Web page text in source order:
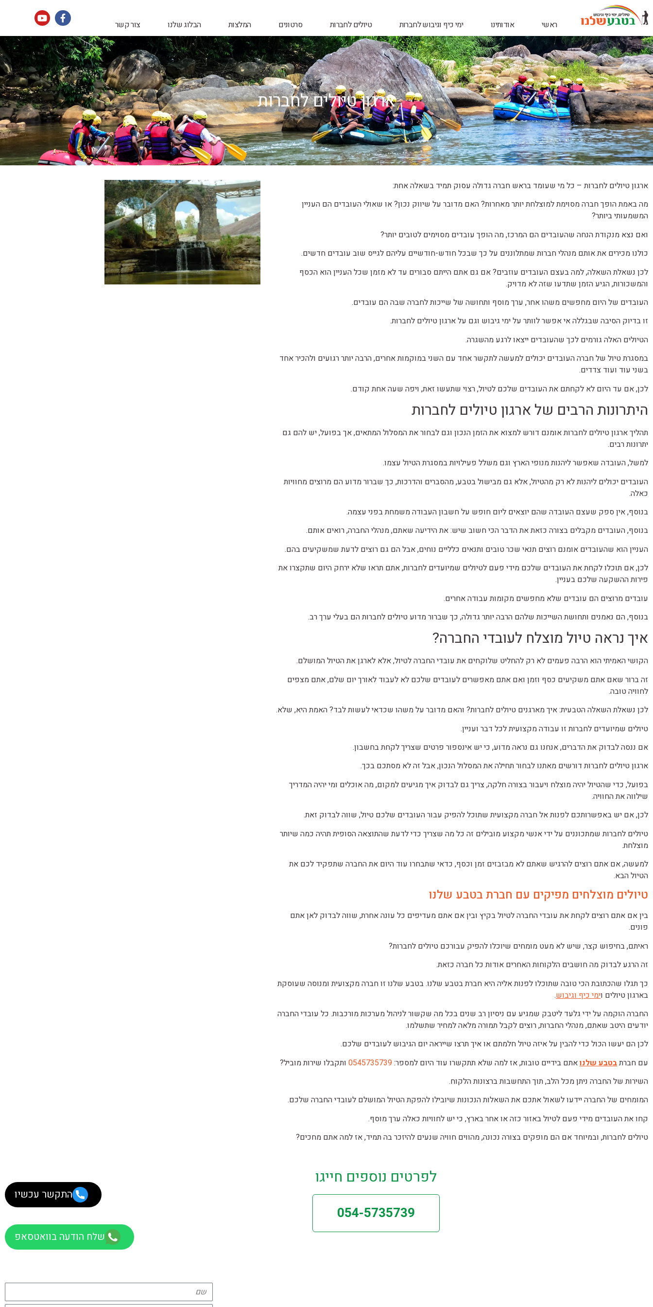
ראשי אודותינו ימי כיף וגיבוש לחברות טיולים לחברות סרטונים המלצות הבלוג שלנו צור קשר
ארגון טיולים לחברות
ארגון טיולים לחברות – כל מי שעומד בראש חברה גדולה עסוק תמיד בשאלה אחת:
מה באמת הופך חברה מסוימת למוצלחת יותר מאחרות? האם מדובר על שיווק נכון? או שאולי העובדים הם העניין
המשמעותי ביותר?
ואם נצא מנקודת הנחה שהעובדים הם המרכז, מה הופך עובדים מסוימים לטובים יותר?
כולנו מכירים את אותם מנהלי חברות שמתלוננים על כך שבכל חודש-חודשיים עליהם לגייס שוב עובדים חדשים.
לכן נשאלת השאלה, למה בעצם העובדים עוזבים? אם גם אתם הייתם סבורים עד לא מזמן שכל העניין הוא הכסף
והמשכורות, הגיע הזמן שתדעו שזה לא מדויק.
העובדים של היום מחפשים משהו אחר, ערך מוסף ותחושה של שייכות לחברה שבה הם עובדים.
זו בדיוק הסיבה שבגללה אי אפשר לוותר על ימי גיבוש וגם על ארגון טיולים לחברות.
הטיולים האלה גורמים לכך שהעובדים ייצאו לרגע מהשגרה.
במסגרת טיול של חברה העובדים יכולים למעשה לתקשר אחד עם השני במוקמות אחרים, הרבה יותר רגועים ולהכיר אחד
בשני עוד ועוד צדדים.
לכן, אם עד היום לא לקחתם את העובדים שלכם לטיול, רצוי שתעשו זאת, ויפה שעה אחת קודם.
היתרונות הרבים של ארגון טיולים לחברות
תהליך ארגון טיולים לחברות אומנם דורש למצוא את הזמן הנכון וגם לבחור את המסלול המתאים, אך בפועל, יש להם גם
יתרונות רבים.
למשל, העובדה שאפשר ליהנות מנופי הארץ וגם משלל פעילויות במסגרת הטיול עצמו.
העובדים יכולים ליהנות לא רק מהטיול, אלא גם מבישול בטבע, מהסברים והדרכות, כך שברור מדוע הם מרוצים מחוויות
כאלה.
בנוסף, אין ספק שעצם העובדה שהם יוצאים ליום חופש על חשבון העבודה משמחת בפני עצמה.
בנוסף, העובדים מקבלים בצורה כזאת את הדבר הכי חשוב שיש: את הידיעה שאתם, מנהלי החברה, רואים אותם.
העניין הוא שהעובדים אומנם רוצים תנאי שכר טובים ותנאים כלליים נוחים, אבל הם גם רוצים לדעת שמשקיעים בהם.
לכן, אם תוכלו לקחת את העובדים שלכם מידי פעם לטיולים שמיועדים לחברות, אתם תראו שלא ירחק היום שתקצרו את
פירות ההשקעה שלכם בעניין.
עובדים מרוצים הם עובדים שלא מחפשים מקומות עבודה אחרים.
בנוסף, הם נאמנים ותחושת השייכות שלהם הרבה יותר גדולה, כך שברור מדוע טיולים לחברות הם בעלי ערך רב.
איך נראה טיול מוצלח לעובדי החברה?
הקושי האמיתי הוא הרבה פעמים לא רק להחליט שלוקחים את עובדי החברה לטיול, אלא לארגן את הטיול המושלם.
זה ברור שאם אתם משקיעים כסף וזמן ואם אתם מאפשרים לעובדים שלכם לא לעבוד לאורך יום שלם, אתם מצפים
לחוויה טובה.
לכן נשאלת השאלה הטבעית: איך מארגנים טיולים לחברות? והאם מדובר על משהו שכדאי לעשות לבד? האמת היא, שלא.
טיולים שמיועדים לחברות זו עבודה מקצועית לכל דבר ועניין.
אם ננסה לבדוק את הדברים, אנחנו גם נראה מדוע, כי יש אינספור פרטים שצריך לקחת בחשבון.
ארגון טיולים לחברות דורשים מאתנו לבחור תחילה את המסלול הנכון, אבל זה לא מסתכם בכך.
בפועל, כדי שהטיול יהיה מוצלח ויעבור בצורה חלקה, צריך גם לבדוק איך מגיעים למקום, מה אוכלים ומי יהיה המדריך
שילווה את החוויה.
לכן, אם יש באפשרותכם לפנות אל חברה מקצועית שתוכל להפיק עבור העובדים שלכם טיול, שווה לבדוק זאת.
טיולים לחברות שמתכוננים על ידי אנשי מקצוע מובילים זה כל מה שצריך כדי לדעת שהתוצאה הסופית תהיה כמה שיותר
מוצלחת.
למעשה, אם אתם רוצים להרגיש שאתם לא מבזבזים זמן וכסף, כדאי שתבחרו עוד היום את החברה שתפקיד לכם את
הטיול הבא.
טיולים מוצלחים מפיקים עם חברת בטבע שלנו
בין אם אתם רוצים לקחת את עובדי החברה לטיול בקיץ ובין אם אתם מעדיפים כל עונה אחרת, שווה לבדוק לאן אתם
פונים.
ראיתם, בחיפוש קצר, שיש לא מעט מומחים שיוכלו להפיק עבורכם טיולים לחברות?
זה הרגע לבדוק מה חושבים הלקוחות האחרים אודות כל חברה כזאת.
כך תגלו שהכתובת הכי טובה שתוכלו לפנות אליה היא חברת בטבע שלנו. בטבע שלנו זו חברה מקצועית ומנוסה שעוסקת
בארגון טיולים וימי כיף וגיבוש.
החברה הוקמה על ידי גלעד ליטבק שמגיע עם ניסיון רב שנים בכל מה שקשור לניהול מערכות מורכבות. כל עובדי החברה
יודעים היטב שאתם, מנהלי החברות, רוצים לקבל תמורה מלאה למחיר שתשלמו.
לכן הם יעשו הכול כדי להבין על איזה טיול חלמתם או איך תרצו שייראה יום הגיבוש לעובדים שלכם.
עם חברתבטבע שלנואתם בידיים טובות, אז למה שלא תתקשרו עוד היום למספר:0545735739 ותקבלו שירות מוביל?
השירות של החברה ניתן מכל הלב, תוך התחשבות ברצונות הלקוח.
המומחים של החברה יידעו לשאול אתכם את השאלות הנכונות שיובילו להפקת הטיול המושלם לעובדי החברה שלכם.
קחו את העובדים מידי פעם לטיול באזור כזה או אחר בארץ, כי יש לחוויות כאלה ערך מוסף.
טיולים לחברות, ובמיוחד אם הם מופקים בצורה נכונה, מהווים חוויה שנעים להיזכר בה תמיד, אז למה אתם מחכים?
לפרטים נוספים חייגו
054-5735739
התקשר עכשיו
שלח הודעה בוואטסאפ